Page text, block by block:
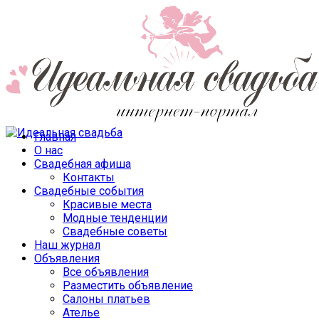
Главная
О нас
Свадебная афиша
Контакты
Свадебные события
Красивые места
Модные тенденции
Свадебные советы
Наш журнал
Объявления
Все объявления
Разместить объявление
Салоны платьев
Ателье